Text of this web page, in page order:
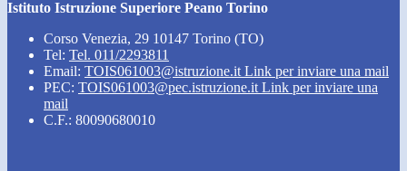
Istituto Istruzione Superiore Peano Torino
Corso Venezia, 29 10147 Torino (TO)
Tel: Tel. 011/2293811
Email: TOIS061003@istruzione.it Link per inviare una mail
PEC: TOIS061003@pec.istruzione.it Link per inviare una
mail
C.F.: 80090680010